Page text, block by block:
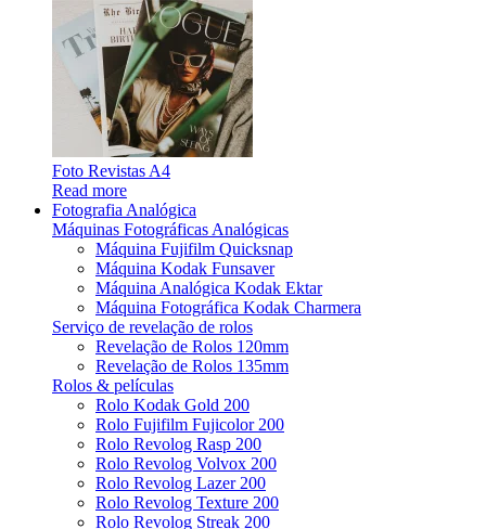
Foto Revistas A4
Read more
Fotografia Analógica
Máquinas Fotográficas Analógicas
Máquina Fujifilm Quicksnap
Máquina Kodak Funsaver
Máquina Analógica Kodak Ektar
Máquina Fotográfica Kodak Charmera
Serviço de revelação de rolos
Revelação de Rolos 120mm
Revelação de Rolos 135mm
Rolos & películas
Rolo Kodak Gold 200
Rolo Fujifilm Fujicolor 200
Rolo Revolog Rasp 200
Rolo Revolog Volvox 200
Rolo Revolog Lazer 200
Rolo Revolog Texture 200
Rolo Revolog Streak 200